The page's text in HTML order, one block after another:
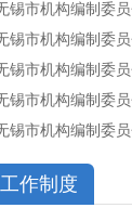
锡市机构编制委
锡市机构编制委
锡市机构编制委
锡市机构编制委
锡市机构编制委
工作制度